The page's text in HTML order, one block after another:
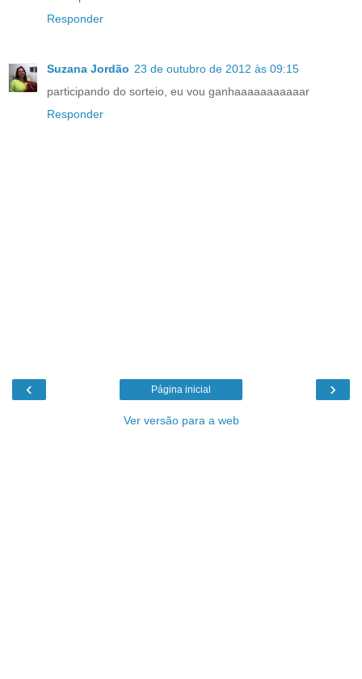
Responder
Suzana Jordão 23 de outubro de 2012 às 09:15
participando do sorteio, eu vou ganhaaaaaaaaaaar
Responder
‹ ›
Página inicial
Ver versão para a web